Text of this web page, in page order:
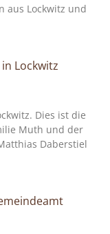
aus Lockwitz und
Dies ist die
Muth und der
Daberstiel